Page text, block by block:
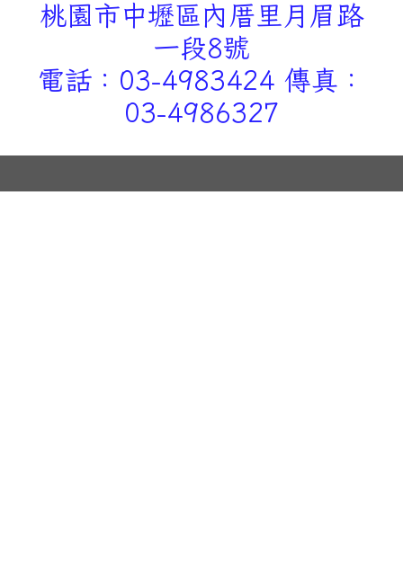
桃園市中壢區內厝里月眉路
一段8號
電話：03-4983424 傳真：
03-4986327